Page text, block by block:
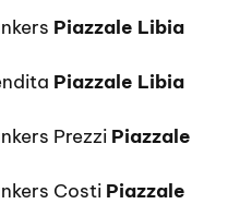
Piazzale Libia
Piazzale Libia
Prezzi Piazzale
Costi Piazzale